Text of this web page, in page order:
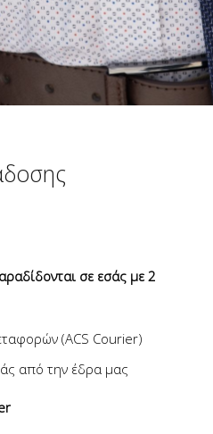
σε εσάς με 2
(ACS Courier)
από την έδρα μας